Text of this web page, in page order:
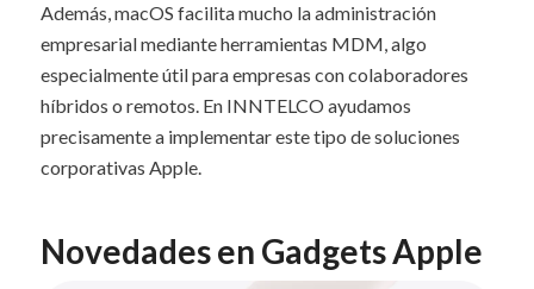
Además, macOS facilita mucho la administración
empresarial mediante herramientas MDM, algo
especialmente útil para empresas con colaboradores
híbridos o remotos. En INNTELCO ayudamos
precisamente a implementar este tipo de soluciones
corporativas Apple.
Novedades en Gadgets Apple